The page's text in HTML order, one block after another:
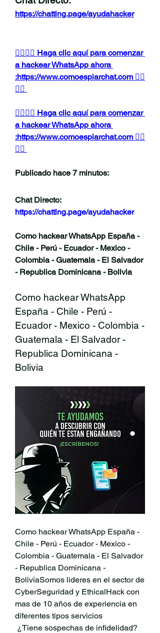
https://chatting.page/ayudahacker
👉🏻👉🏻 Haga clic aquí para comenzar
a hackear WhatsApp ahora
:https://www.comoespiarchat.com 👈🏻
👈🏻
👉🏻👉🏻 Haga clic aquí para comenzar
a hackear WhatsApp ahora
:https://www.comoespiarchat.com 👈🏻
👈🏻
Publicado hace 7 minutos:
Chat Directo:
https://chatting.page/ayudahacker
Como hackear WhatsApp España -
Chile - Perú - Ecuador - Mexico -
Colombia - Guatemala - El Salvador
- Republica Dominicana - Bolivia
Como hackear WhatsApp
España - Chile - Perú -
Ecuador - Mexico - Colombia -
Guatemala - El Salvador -
Republica Dominicana -
Bolivia
Como hackear WhatsApp España -
Chile - Perú - Ecuador - Mexico -
Colombia - Guatemala - El Salvador
- Republica Dominicana -
BoliviaSomos lideres en el sector de
CyberSeguridad y EthicalHack con
mas de 10 años de experiencia en
diferentes tipos servicios
¿Tiene sospechas de infidelidad?